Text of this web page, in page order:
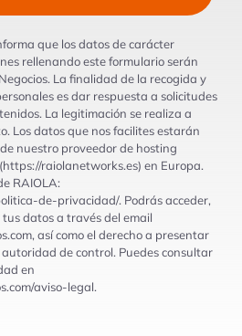
que los datos de carácter
rellenando este formulario serán
La finalidad de la recogida y
es dar respuesta a solicitudes
La legitimación se realiza a
Los datos que nos facilites estarán
nuestro proveedor de hosting
raiolanetworks.es) en Europa.
RAIOLA:
de-privacidad/. Podrás acceder,
datos a través del email
así como el derecho a presentar
de control. Puedes consultar
en
aviso-legal.